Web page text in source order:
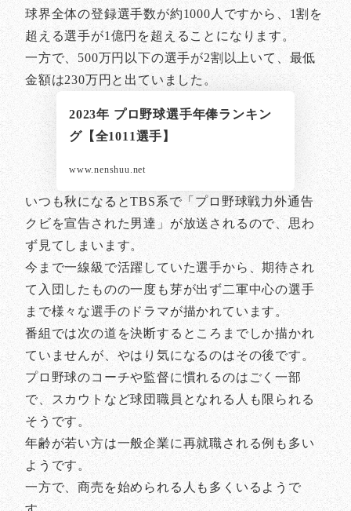
球界全体の登録選手数が約1000人ですから、1割を
超える選手が1億円を超えることになります。
一方で、500万円以下の選手が2割以上いて、最低
金額は230万円と出ていました。
2023年 プロ野球選手年俸ランキン
グ【全1011選手】
www.nenshuu.net
いつも秋になるとTBS系で「プロ野球戦力外通告
クビを宣告された男達」が放送されるので、思わ
ず見てしまいます。
今まで一線級で活躍していた選手から、期待され
て入団したものの一度も芽が出ず二軍中心の選手
まで様々な選手のドラマが描かれています。
番組では次の道を決断するところまでしか描かれ
ていませんが、やはり気になるのはその後です。
プロ野球のコーチや監督に慣れるのはごく一部
で、スカウトなど球団職員となれる人も限られる
そうです。
年齢が若い方は一般企業に再就職される例も多い
ようです。
一方で、商売を始められる人も多くいるようで